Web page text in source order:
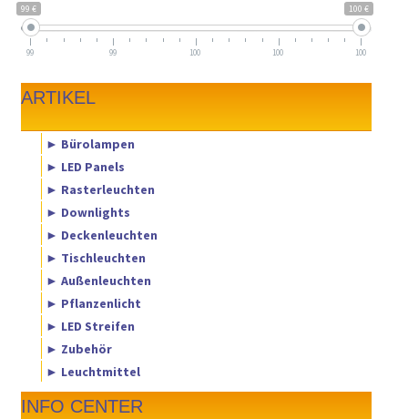
99 € 100 €
99 99 100 100 100
ARTIKEL
► Bürolampen
► LED Panels
► Rasterleuchten
► Downlights
► Deckenleuchten
► Tischleuchten
► Außenleuchten
► Pflanzenlicht
► LED Streifen
► Zubehör
► Leuchtmittel
INFO CENTER